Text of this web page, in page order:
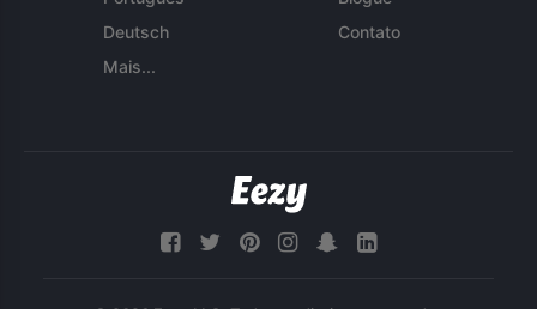
Deutsch
Mais...
Contato